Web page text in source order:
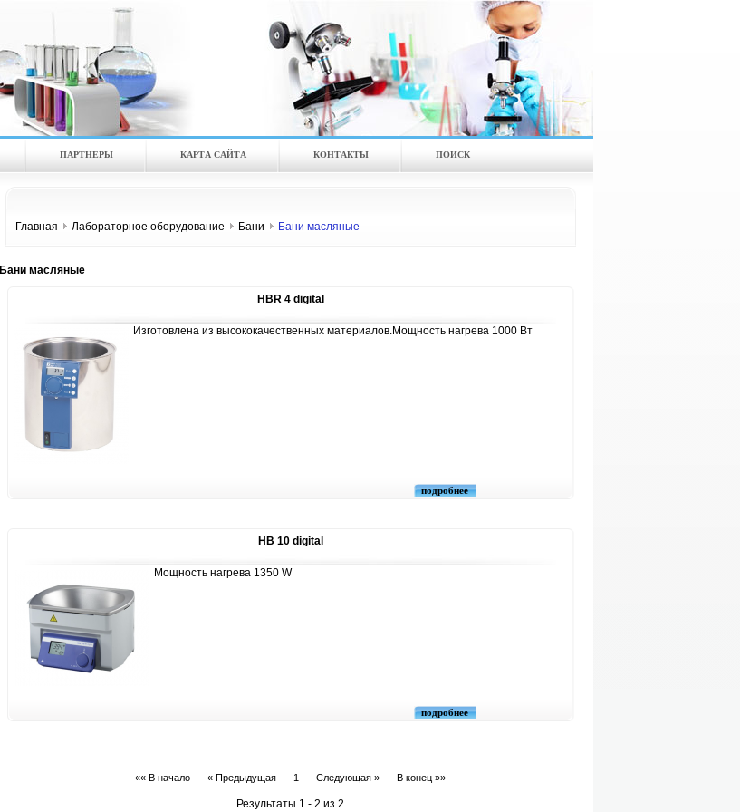
ПАРТНЕРЫ КАРТА САЙТА КОНТАКТЫ ПОИСК
Главная Лабораторное оборудование Бани Бани масляные
Бани масляные
HBR 4 digital
Изготовлена из высококачественных материалов.Мощность нагрева 1000 Вт
подробнее
HB 10 digital
Мощность нагрева 1350 W
подробнее
«« В начало « Предыдущая 1 Следующая » В конец »»
Результаты 1 - 2 из 2